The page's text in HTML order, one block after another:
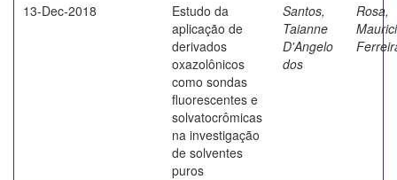
13-Dec-2018
Estudo da
aplicação de
derivados
oxazolônicos
como sondas
fluorescentes e
solvatocrômicas
na investigação
de solventes
puros
Santos,
Taianne
D'Angelo
dos
Rosa,